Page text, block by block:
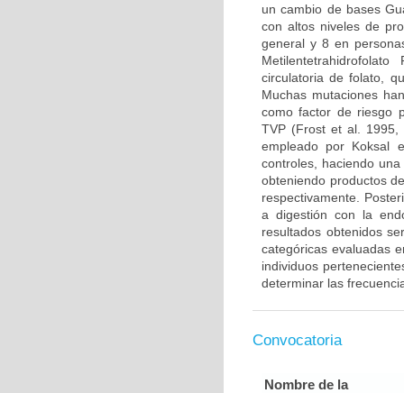
un cambio de bases
con altos niveles de
general y 8 en
circulatoria de folato,
Muchas mutaciones
como factor de riesgo
TVP (Frost et al. 1995,
empleado por Koksal
controles, haciendo
obteniendo productos
respectivamente.
a digestión con la
resultados obtenidos
categóricas evaluadas
individuos
determinar las
Convocatoria
Nombre de la